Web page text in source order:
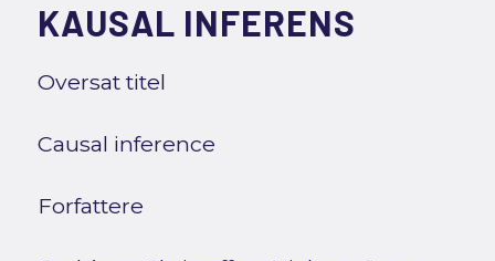
KAUSAL INFERENS
Oversat titel
Causal inference
Forfattere